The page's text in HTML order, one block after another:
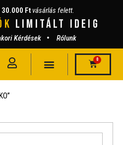
30.000 Ft vásárlás felett.
lIMITÁLT IDEIG
Kérdések Rólunk
0